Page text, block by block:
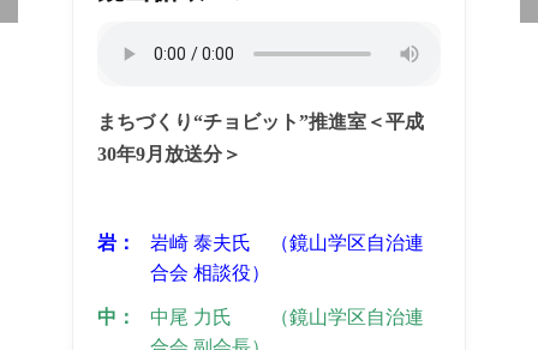
まちづくり“チョビット”推進室＜平成
30年9月放送分＞
岩：
岩崎 泰夫氏 （鏡山学区自治連
合会 相談役）
中：
中尾 力氏 （鏡山学区自治連